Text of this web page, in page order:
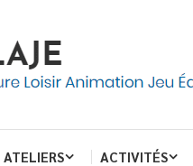
ACTIVITÉS